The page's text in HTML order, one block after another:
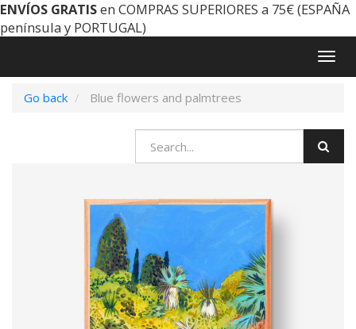
ENVÍOS GRATISen COMPRAS SUPERIORES a 75€ (ESPAÑA
península y PORTUGAL)
Go back
Blue flowers and palmtrees